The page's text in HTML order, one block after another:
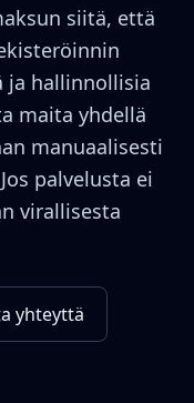
siitä, että
ja hallinnollisia
maita yhdellä
manuaalisesti
palvelusta ei
virallisesta
yhteyttä